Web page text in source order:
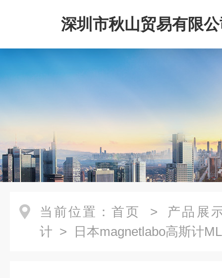
深圳市秋山贸易有限
当前位置： 首页 > 产品展
计 > 日本magnetlabo高斯计